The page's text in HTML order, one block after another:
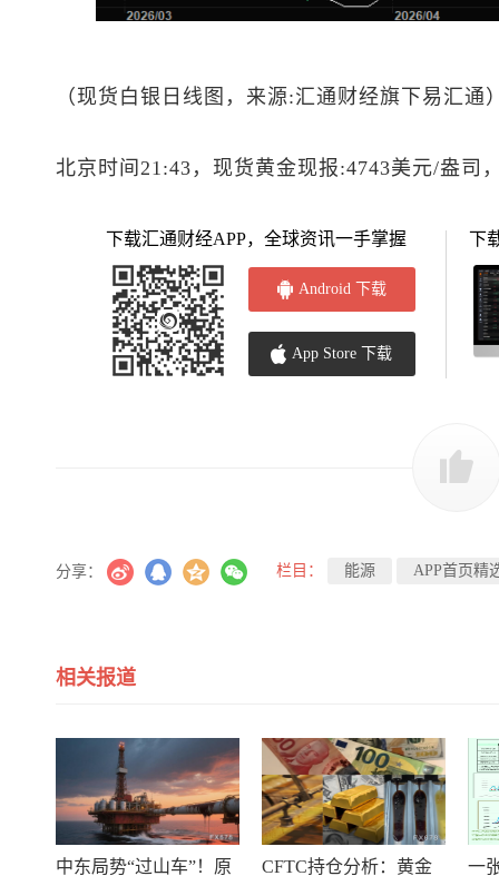
（现货白银 日线图，来源:汇通财经旗下易汇通
北京时间21:43， 现货黄金现报:4743美元/盎司
下载汇通财经APP，全球资讯一手掌握
Android 下载
App Store 下载
下
分享： 栏目： 能源 APP首页精
相关报道
中东局势“过山车”！原 CFTC持仓分析：黄金 一